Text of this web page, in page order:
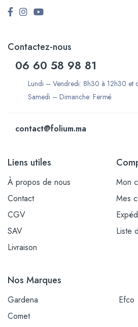
Contactez-nous
06 60 58 98 81
Lundi – Vendredi: 8h30 à 12h30 et
Samedi – Dimanche: Fermé
contact@folium.ma
Liens utiles
À propos de nous
Contact
CGV
SAV
Livraison
Mon
Mes
Liste
Nos Marques
Gardena
Efco
Comet